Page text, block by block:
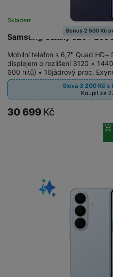
Samsung Galaxy S26+
Skladem
Bonus 2 500 Kč
Mobilní telefon s 6,7" Quad HD+
displejem o rozlišení 3120 ×
600 nitů) • 10jádrový proc.
Sleva 3 200Kč s
Koupit za
30 699 Kč